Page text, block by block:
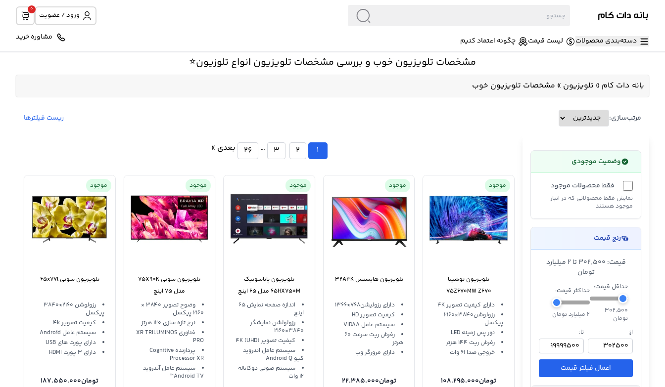
ورود / عضویت
0
دسته‌بندی محصولات لیست قیمت چگونه اعتماد کنیم مشاوره خرید
مشخصات تلویزیون خوب و بررسی مشخصات تلویزیون انواع تلوزیون⭐️
بانه دات کام » تلویزیون » مشخصات تلویزیون خوب
مرتب‌سازی: ریست فیلترها
وضعیت موجودی
فقط محصولات موجود
نمایش فقط محصولاتی که در انبار
موجود هستند
رنج قیمت
قیمت: ۳۰۲٬۵۰۰ تا 2 میلیارد
تومان
حداقل قیمت:
۳۰۲٬۵۰۰
تومان
حداکثر قیمت:
2 میلیارد تومان
از:
تا:
اعمال فیلتر قیمت
1
2
3
…
26 بعدی »
موجود
تلویزیون توشیبا
75Z670MW Z670
دارای کیفیت تصویر 4K
رزولوشن3840×2160
پیکسل
نور پس زمینه LED
رفرش ریت 144 هزتر
خروجی صدا 61 وات
تومان108.295.000
موجود
تلویزیون هایسنس 32A4K
دارای رزولیشن768*1366
کیفیت تصویر HD
سیستم عامل VIDAA
رفرش ريت سرعت 60
هرتز
دارای مرورگر وب
تومان22.385.000
موجود
تلویزیون پاناسونیک
65HX750M مدل 65 اینچ
فورکی
اندازه صفحه نمایش 65
اینچ
رزولولشن نمایشگر
3840×2160
کیفیت تصویر 4K (UHD)
سیستم عامل اندروید
کیو Android Q
سیستم صوتی دوکاناله
12 وات
موجود
تلویزیون سونی 75X90K
مدل 75 اینچ
وضوح تصویر 3840 ×
2160 پیکسل
نرخ تازه سازی 120 هرتز
فناوری XR TRILUMINOS
PRO
پردازنده Cognitive
Processor XR
سیستم عامل آندروید
Android TV™
موجود
تلویزیون سونی 65x77l
رزولوشن 2160*3840
پیکسل
کیفیت تصویر 4k
سیستم عامل Android
دارای پورت های USB
دارای 3 پورت HDMI
تومان187.550.000